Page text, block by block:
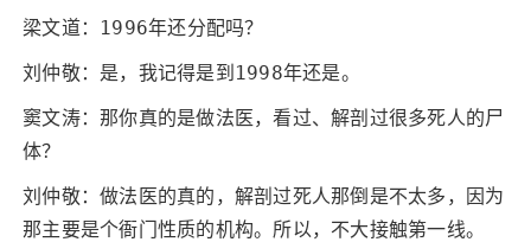
梁文道：1996年还分配吗？
刘仲敬：是，我记得是到1998年还是。
窦文涛：那你真的是做法医，看过、解剖过很多死人的尸
体？
刘仲敬：做法医的真的，解剖过死人那倒是不太多，因为
那主要是个衙门性质的机构。所以，不大接触第一线。